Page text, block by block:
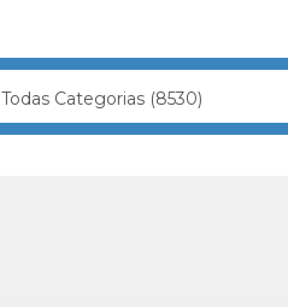
Todas Categorias (8530)